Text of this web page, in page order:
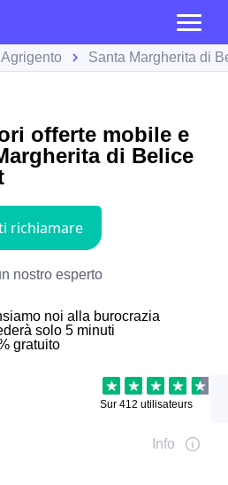
Agrigento Santa Margherita di